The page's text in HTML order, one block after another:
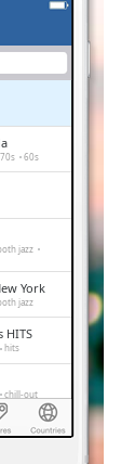
70s 60s
jazz
York
jazz
HITS
hits
chill-out
house